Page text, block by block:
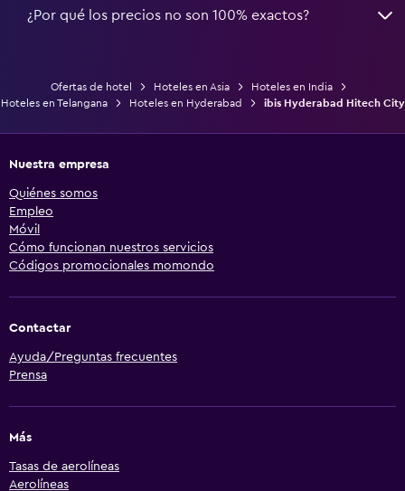
¿Por qué los precios no son 100% exactos?
Ofertas de hotel Hoteles en Asia
Hoteles en India
Hoteles en Telangana
Hoteles en Hyderabad ibis Hyderabad Hitech City
Nuestra empresa
Quiénes somos
Empleo
Móvil
Cómo funcionan nuestros servicios
Códigos promocionales momondo
Contactar
Ayuda/Preguntas frecuentes
Prensa
Más
Tasas de aerolíneas
Aerolíneas